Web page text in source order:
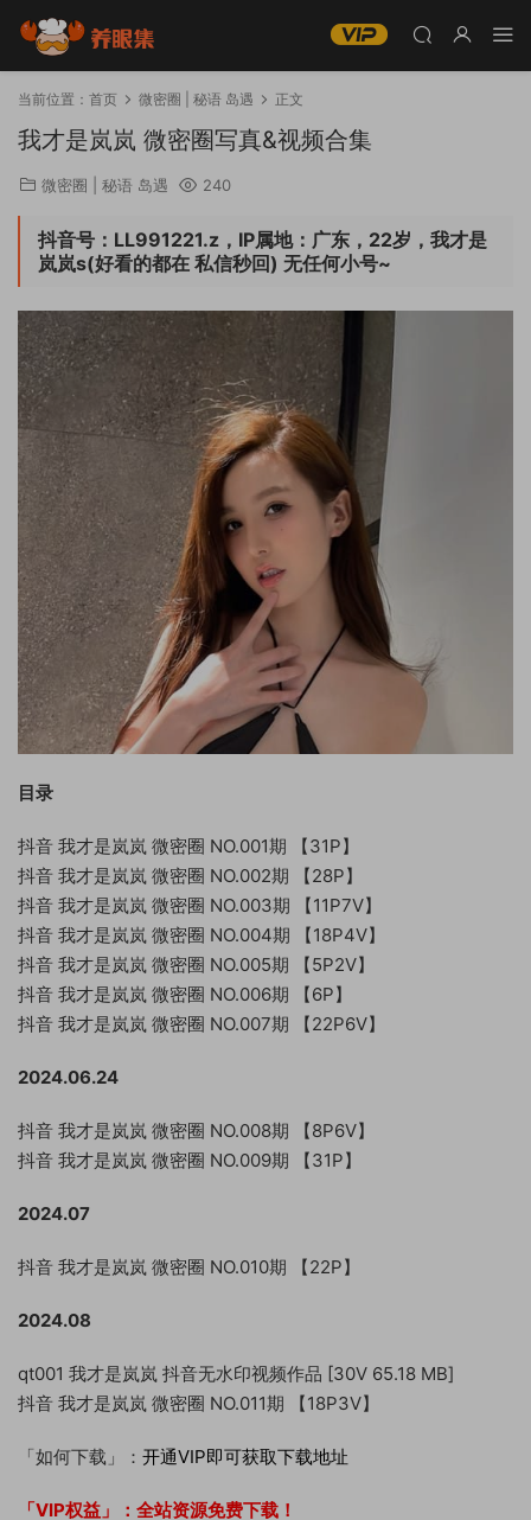
当前位置： 首页 微密圈 | 秘语 岛遇 正文
我才是岚岚 微密圈写真&视频合集
微密圈 | 秘语 岛遇 240
抖音号：LL991221.z，IP属地：广东，22岁，我才是
岚岚s(好看的都在 私信秒回) 无任何小号~
目录
抖音 我才是岚岚 微密圈 NO.001期 【31P】
抖音 我才是岚岚 微密圈 NO.002期 【28P】
抖音 我才是岚岚 微密圈 NO.003期 【11P7V】
抖音 我才是岚岚 微密圈 NO.004期 【18P4V】
抖音 我才是岚岚 微密圈 NO.005期 【5P2V】
抖音 我才是岚岚 微密圈 NO.006期 【6P】
抖音 我才是岚岚 微密圈 NO.007期 【22P6V】
2024.06.24
抖音 我才是岚岚 微密圈 NO.008期 【8P6V】
抖音 我才是岚岚 微密圈 NO.009期 【31P】
2024.07
抖音 我才是岚岚 微密圈 NO.010期 【22P】
2024.08
qt001 我才是岚岚 抖音无水印视频作品 [30V 65.18 MB]
抖音 我才是岚岚 微密圈 NO.011期 【18P3V】
「如何下载」： 开通VIP即可获取下载地址
「VIP权益」： 全站资源免费下载！